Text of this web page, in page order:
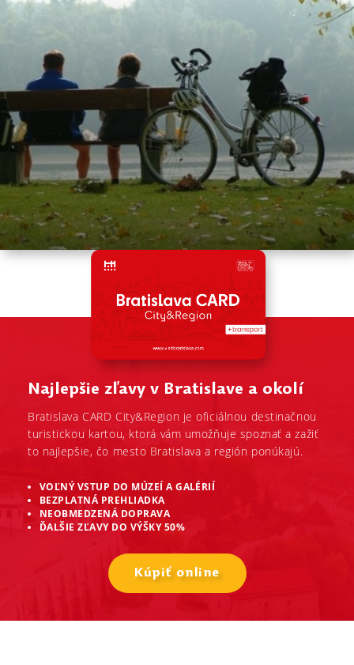
Najlepšie zľavy v Bratislave a okolí
Bratislava CARD City&Region je oficiálnou destinačnou
turistickou kartou, ktorá vám umožňuje spoznať a zažiť
to najlepšie, čo mesto Bratislava a región ponúkajú.
VOĽNÝ VSTUP DO MÚZEÍ A GALÉRIÍ
BEZPLATNÁ PREHLIADKA
NEOBMEDZENÁ DOPRAVA
ĎALŠIE ZĽAVY DO VÝŠKY 50%
Kúpiť online